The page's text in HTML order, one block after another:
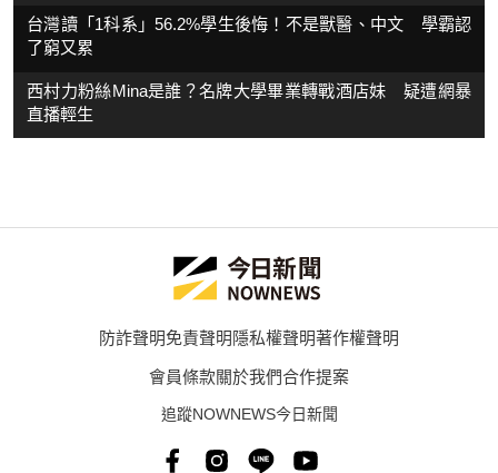
台灣讀「1科系」56.2%學生後悔！不是獸醫、中文 學霸認
了窮又累
西村力粉絲Mina是誰？名牌大學畢業轉戰酒店妹 疑遭網暴
直播輕生
防詐聲明免責聲明隱私權聲明著作權聲明
會員條款關於我們合作提案
追蹤NOWNEWS今日新聞